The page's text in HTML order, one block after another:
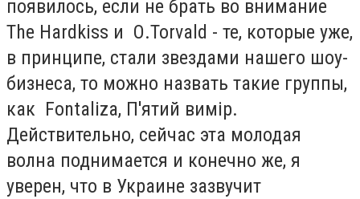
появилось, если не брать во внимание
The Hardkiss и О.Torvald - те, которые уже,
в принципе, стали звездами нашего шоу-
бизнеса, то можно назвать такие группы,
как Fontaliza, П'ятий вимір.
Действительно, сейчас эта молодая
волна поднимается и конечно же, я
уверен, что в Украине зазвучит